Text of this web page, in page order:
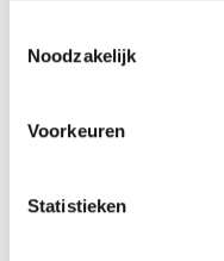
verzameld op basis
Noodzakelijk
Voorkeuren
Statistieken
Facebook
Twitter